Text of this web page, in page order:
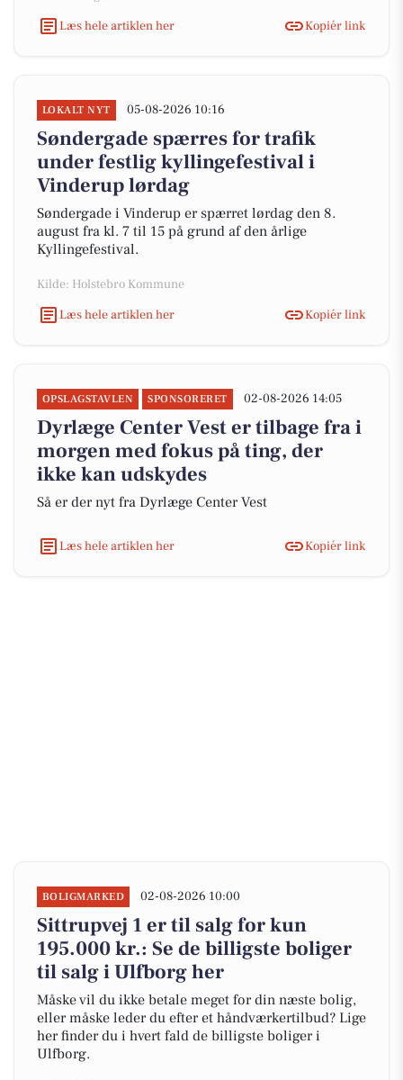
Læs hele artiklen her
Kopiér link
LOKALT NYT 05-08-2026 10:16
Søndergade spærres for trafik
under festlig kyllingefestival i
Vinderup lørdag
Søndergade i Vinderup er spærret lørdag den 8.
august fra kl. 7 til 15 på grund af den årlige
Kyllingefestival.
Kilde: Holstebro Kommune
Læs hele artiklen her
Kopiér link
OPSLAGSTAVLEN SPONSORERET 02-08-2026 14:05
Dyrlæge Center Vest er tilbage fra i
morgen med fokus på ting, der
ikke kan udskydes
Så er der nyt fra Dyrlæge Center Vest
Læs hele artiklen her Kopiér link
BOLIGMARKED 02-08-2026 10:00
Sittrupvej 1 er til salg for kun
195.000 kr.: Se de billigste boliger
til salg i Ulfborg her
Måske vil du ikke betale meget for din næste bolig,
eller måske leder du efter et håndværkertilbud? Lige
her finder du i hvert fald de billigste boliger i
Ulfborg.